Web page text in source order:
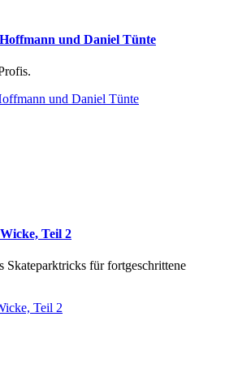
und Daniel Tünte
und Daniel Tünte
Teil 2
Skateparktricks für fortgeschrittene
Teil 2